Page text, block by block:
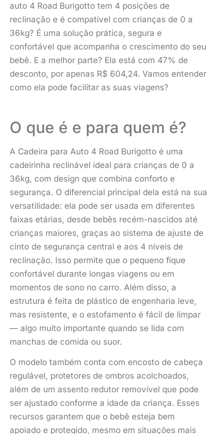
auto 4 Road Burigotto tem 4 posições de
reclinação e é compatível com crianças de 0 a
36kg? É uma solução prática, segura e
confortável que acompanha o crescimento do seu
bebê. E a melhor parte? Ela está com 47% de
desconto, por apenas R$ 604,24. Vamos entender
como ela pode facilitar as suas viagens?
O que é e para quem é?
A Cadeira para Auto 4 Road Burigotto é uma
cadeirinha reclinável ideal para crianças de 0 a
36kg, com design que combina conforto e
segurança. O diferencial principal dela está na sua
versatilidade: ela pode ser usada em diferentes
faixas etárias, desde bebês recém-nascidos até
crianças maiores, graças ao sistema de ajuste de
cinto de segurança central e aos 4 níveis de
reclinação. Isso permite que o pequeno fique
confortável durante longas viagens ou em
momentos de sono no carro. Além disso, a
estrutura é feita de plástico de engenharia leve,
mas resistente, e o estofamento é fácil de limpar
— algo muito importante quando se lida com
manchas de comida ou suor.
O modelo também conta com encosto de cabeça
regulável, protetores de ombros acolchoados,
além de um assento redutor removível que pode
ser ajustado conforme a idade da criança. Esses
recursos garantem que o bebê esteja bem
apoiado e protegido, mesmo em situações mais